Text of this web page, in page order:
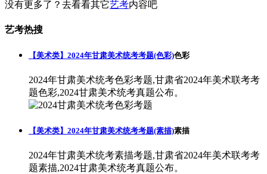
没有更多了？去看看其它艺考内容吧
艺考热搜
【美术类】2024年甘肃美术统考考题(色彩)色彩
2024年甘肃美术统考色彩考题,甘肃省2024年美术联考考
题色彩,2024甘肃美术统考真题公布。
【美术类】2024年甘肃美术统考考题(素描)素描
2024年甘肃美术统考素描考题,甘肃省2024年美术联考考
题素描,2024甘肃美术统考真题公布。